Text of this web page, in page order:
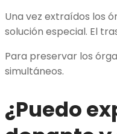
Una vez extraídos los
solución especial. El
Para preservar los
simultáneos.
¿Puedo